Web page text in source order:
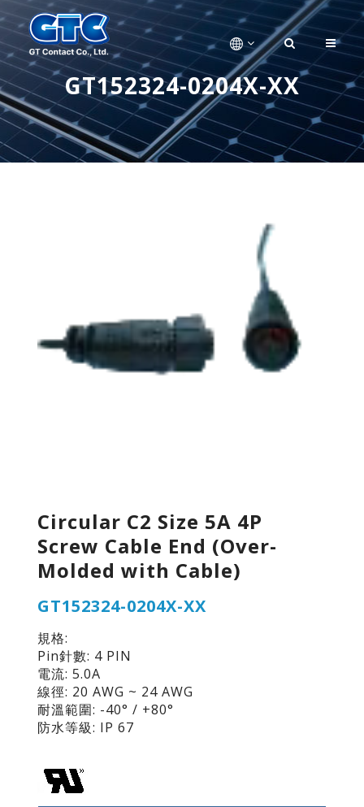
GT152324-0204X-XX
Circular C2 Size 5A 4P
Screw Cable End (Over-
Molded with Cable)
GT152324-0204X-XX
規格:
Pin針數: 4 PIN
電流: 5.0A
線徑: 20 AWG ~ 24 AWG
耐溫範圍: -40° / +80°
防水等級: IP 67